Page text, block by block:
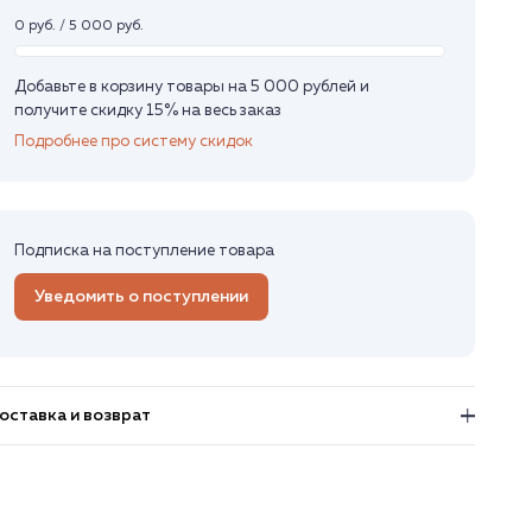
0 руб. / 5 000 руб.
Добавьте в корзину товары на 5 000 рублей и
получите скидку 15% на весь заказ
Подробнее про систему скидок
Подписка на поступление товара
Уведомить о поступлении
и возврат